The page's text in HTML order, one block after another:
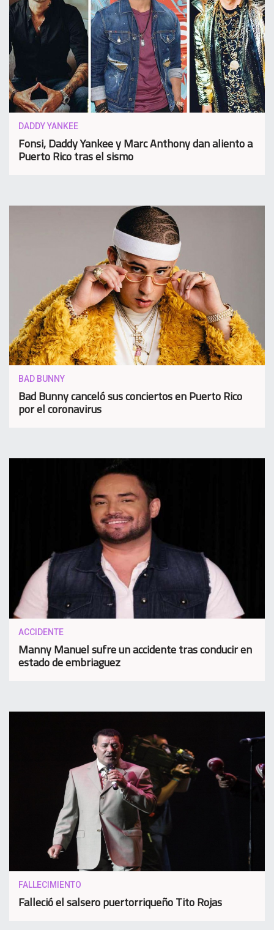
DADDY YANKEE
Fonsi, Daddy Yankee y Marc Anthony dan aliento a
Puerto Rico tras el sismo
BAD BUNNY
Bad Bunny canceló sus conciertos en Puerto Rico
por el coronavirus
ACCIDENTE
Manny Manuel sufre un accidente tras conducir en
estado de embriaguez
FALLECIMIENTO
Falleció el salsero puertorriqueño Tito Rojas